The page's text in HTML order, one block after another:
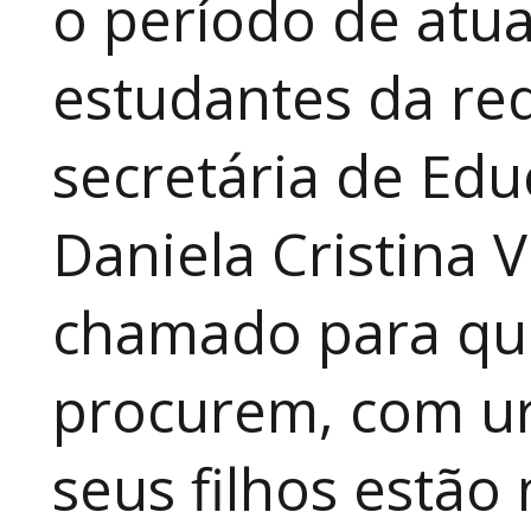
o período de
estudantes da
secretária de
Daniela Cristina
chamado para
procurem, com
seus filhos